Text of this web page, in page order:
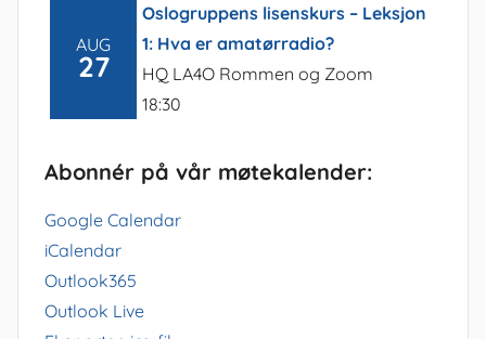
AUG
27
Oslogruppens lisenskurs – Leksjon
1: Hva er amatørradio?
HQ LA4O Rommen og Zoom
18:30
Abonnér på vår møtekalender:
Google Calendar
iCalendar
Outlook365
Outlook Live